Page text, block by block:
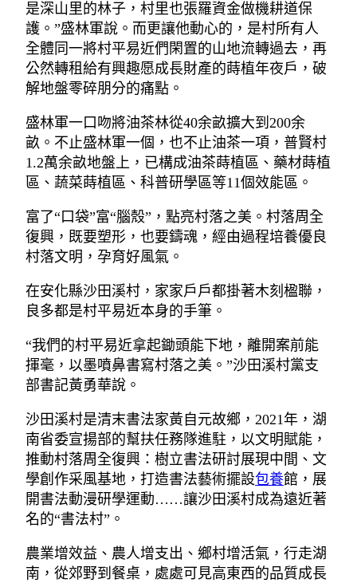
是深山里的林子，村里也張羅資金做機耕道保
護。”盛林軍說。而更讓他動心的，是村所有人
全體同一將村平易近們閑置的山地流轉過去，再
公然轉租給有興趣愿成長財產的蒔植年夜戶，破
解地盤零碎朋分的痛點。
盛林軍一口吻將油茶林從40余畝擴大到200余
畝。不止盛林軍一個，也不止油茶一項，普賢村
1.2萬余畝地盤上，已構成油茶蒔植區、藥材蒔植
區、蔬菜蒔植區、科普研學區等11個效能區。
富了“口袋”富“腦殼”，點亮村落之美。村落周全
復興，既要塑形，也要鑄魂，經由過程培養優良
村落文明，孕育好風氣。
在安化縣沙田溪村，家家戶戶都掛著木刻楹聯，
良多都是村平易近本身的手筆。
“我們的村平易近拿起鋤頭能下地，離開案前能
揮毫，以墨噴鼻書寫村落之美。”沙田溪村黨支
部書記黃勇華說。
沙田溪村是清末書法家黃自元故鄉，2021年，湖
南省委宣揚部的幫扶任務隊進駐，以文明賦能，
推動村落周全復興：樹立書法研討展現中間、文
學創作采風基地，打造書法藝術擺設包養館，展
開書法動漫研學運動……讓沙田溪村成為遠近著
名的“書法村”。
農業增效益、農人增支出、鄉村增活氣，行走湖
南，從郊野到餐桌，處處可見高東西的品質成長